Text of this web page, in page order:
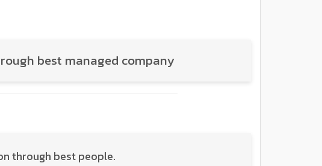
best managed company
through best people.